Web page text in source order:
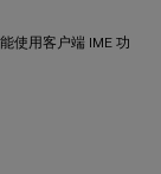
使用客户端 IME 功